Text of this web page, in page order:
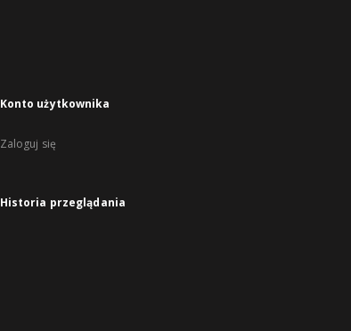
Konto użytkownika
Zaloguj się
Historia przeglądania